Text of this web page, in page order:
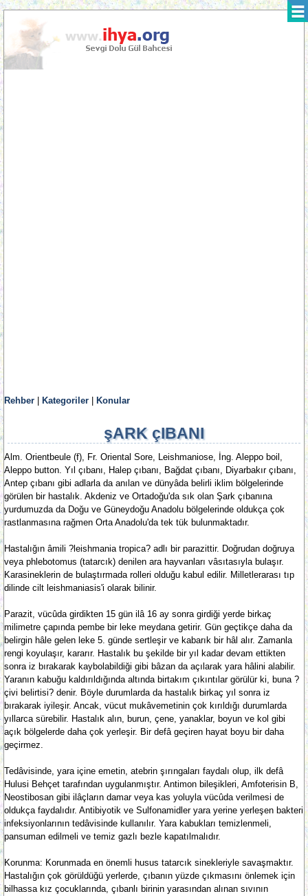
Rehber Kategoriler Konular
şARK çIBANI
Alm. Orientbeule (f), Fr. Oriental Sore, Leishmaniose, İng. Aleppo boil,
Aleppo button. Yıl çıbanı, Halep çıbanı, Bağdat çıbanı, Diyarbakır çıbanı,
Antep çıbanı gibi adlarla da anılan ve dünyâda belirli iklim bölgelerinde
görülen bir hastalık. Akdeniz ve Ortadoğu'da sık olan Şark çıbanına
yurdumuzda da Doğu ve Güneydoğu Anadolu bölgelerinde oldukça çok
rastlanmasına rağmen Orta Anadolu'da tek tük bulunmaktadır.
Hastalığın âmili ?leishmania tropica? adlı bir parazittir. Doğrudan doğruya
veya phlebotomus (tatarcık) denilen ara hayvanları vâsıtasıyla bulaşır.
Karasineklerin de bulaştırmada rolleri olduğu kabul edilir. Milletlerarası tıp
dilinde cilt leishmaniasis'i olarak bilinir.
Parazit, vücûda girdikten 15 gün ilâ 16 ay sonra girdiği yerde birkaç
milimetre çapında pembe bir leke meydana getirir. Gün geçtikçe daha da
belirgin hâle gelen leke 5. günde sertleşir ve kabarık bir hâl alır. Zamanla
rengi koyulaşır, kararır. Hastalık bu şekilde bir yıl kadar devam ettikten
sonra iz bırakarak kaybolabildiği gibi bâzan da açılarak yara hâlini alabilir.
Yaranın kabuğu kaldırıldığında altında birtakım çıkıntılar görülür ki, buna ?
çivi belirtisi? denir. Böyle durumlarda da hastalık birkaç yıl sonra iz
bırakarak iyileşir. Ancak, vücut mukâvemetinin çok kırıldığı durumlarda
yıllarca sürebilir. Hastalık alın, burun, çene, yanaklar, boyun ve kol gibi
açık bölgelerde daha çok yerleşir. Bir defâ geçiren hayat boyu bir daha
geçirmez.
Tedâvisinde, yara içine emetin, atebrin şırıngaları faydalı olup, ilk defâ
Hulusi Behçet tarafından uygulanmıştır. Antimon bileşikleri, Amfoterisin B,
Neostibosan gibi ilâçların damar veya kas yoluyla vücûda verilmesi de
oldukça faydalıdır. Antibiyotik ve Sulfonamidler yara yerine yerleşen bakteri
infeksiyonlarının tedâvisinde kullanılır. Yara kabukları temizlenmeli,
pansuman edilmeli ve temiz gazlı bezle kapatılmalıdır.
Korunma: Korunmada en önemli husus tatarcık sinekleriyle savaşmaktır.
Hastalığın çok görüldüğü yerlerde, çıbanın yüzde çıkmasını önlemek için
bilhassa kız çocuklarında, çıbanlı birinin yarasından alınan sıvının